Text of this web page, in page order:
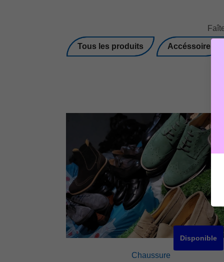
Tous les produits Accéssoires
Disponible
Chaussure